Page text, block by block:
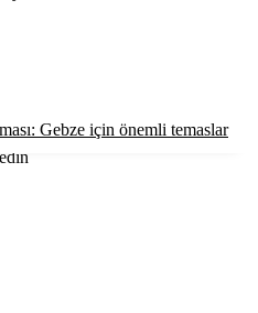
Gebze için önemli temaslar